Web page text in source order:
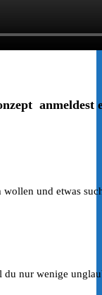
wollen und etwas
nur wenige